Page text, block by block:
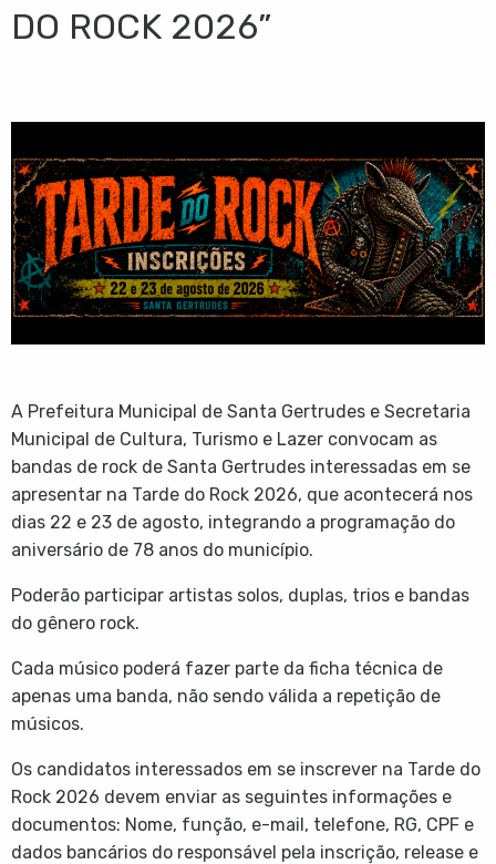
DO ROCK 2026”
A Prefeitura Municipal de Santa Gertrudes e Secretaria
Municipal de Cultura, Turismo e Lazer convocam as
bandas de rock de Santa Gertrudes interessadas em se
apresentar na Tarde do Rock 2026, que acontecerá nos
dias 22 e 23 de agosto, integrando a programação do
aniversário de 78 anos do município.
Poderão participar artistas solos, duplas, trios e bandas
do gênero rock.
Cada músico poderá fazer parte da ficha técnica de
apenas uma banda, não sendo válida a repetição de
músicos.
Os candidatos interessados em se inscrever na Tarde do
Rock 2026 devem enviar as seguintes informações e
documentos: Nome, função, e-mail, telefone, RG, CPF e
dados bancários do responsável pela inscrição, release e